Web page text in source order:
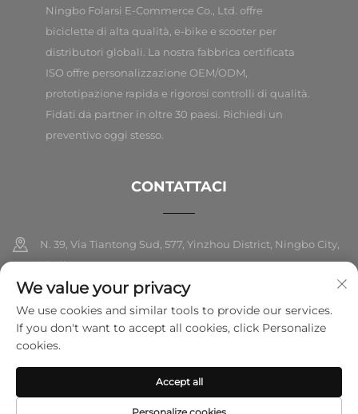
Ningbo Folarsi E-Commerce Co., Ltd. offre
biciclette di alta qualità, e-bike e scooter per
distributori globali. La nostra fabbrica certificata
ISO offre personalizzazione OEM/ODM,
prototipazione rapida e rigorosi controlli di qualità.
Fidati da partner in oltre 30 paesi. Richiedi un
preventivo oggi stesso.
CONTATTACI
N. 39, Via Tiantong Sud, 577, Yinzhou District, Ningbo City,
Zhejiang
+86-18989326021
[email protected]
Copyright © 2025 Ningbo Folarsi E-Commerce Co., Ltd. Tutti i diritti
riservati. Informativa sulla privacy
We value your privacy
We use cookies and similar tools to provide our services.
If you don't want to accept all cookies, click Personalize
cookies.
Accept all